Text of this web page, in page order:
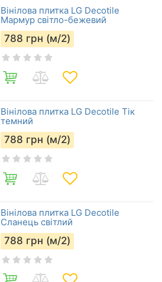
Вінілова плитка LG Decotile
Мармур світло-бежевий
788 грн (м/2)
Вінілова плитка LG Decotile Тік
темний
788 грн (м/2)
Вінілова плитка LG Decotile
Сланець світлий
788 грн (м/2)